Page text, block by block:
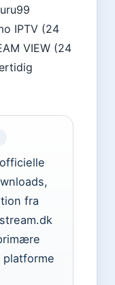
IPTV (24
VIEW (24
fra